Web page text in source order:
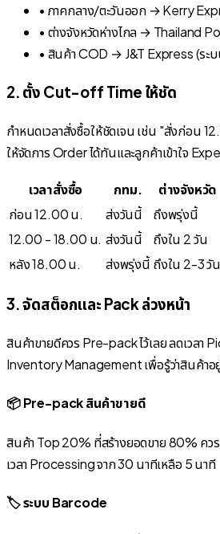
• ภาคกลาง/ตะวันออก → Kerry
• ต่างจังหวัดห่างไกล → Thailand
• สินค้า COD → J&T Express (ระ
2. ตั้ง Cut-off Time ให้ชัด
กำหนดเวลาสั่งซื้อให้ชัดเจน เช่น "สั่งก่อน
ให้จัดการ Order ได้ทันและลูกค้าเข้าใจ
เวลาสั่งซื้อ กทม.
ต่างจังหวัด
ก่อน 12.00 น.
ส่งวันนี้
ถึงพรุ่งนี้
12.00 - 18.00 น. ส่งวันนี้
ถึงใน 2 วัน
หลัง 18.00 น.
ส่งพรุ่งนี้ ถึงใน 2-3 วัน
3. จัดสต็อกและ Pack ล่วงหน้า
สินค้าขายดีควร Pre-pack ไว้เลย ลดเวลา
Inventory Management เพื่อรู้ว่าสินค้าอ
📦 Pre-pack สินค้าขายดี
สินค้า Top 20% ที่สร้างยอดขาย 80% คว
เวลา Processing จาก 30 นาทีเหลือ 5 นาที
🏷️ ระบบ Barcode